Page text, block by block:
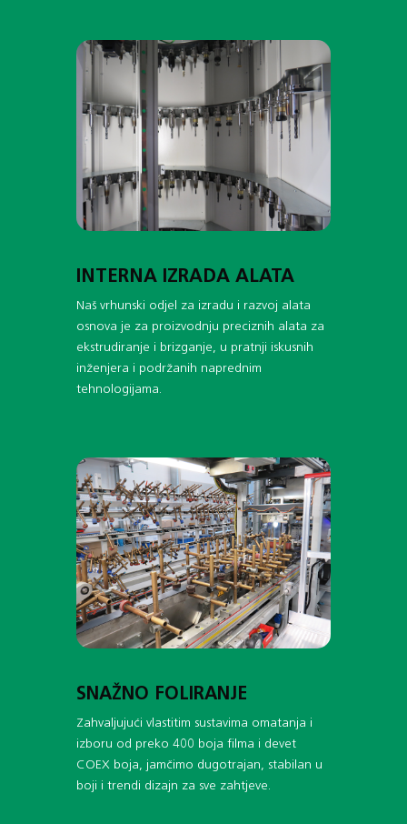
INTERNA IZRADA ALATA
Naš vrhunski odjel za izradu i razvoj alata
osnova je za proizvodnju preciznih alata za
ekstrudiranje i brizganje, u pratnji iskusnih
inženjera i podržanih naprednim
tehnologijama.
SNAŽNO FOLIRANJE
Zahvaljujući vlastitim sustavima omatanja i
izboru od preko 400 boja filma i devet
COEX boja, jamčimo dugotrajan, stabilan u
boji i trendi dizajn za sve zahtjeve.